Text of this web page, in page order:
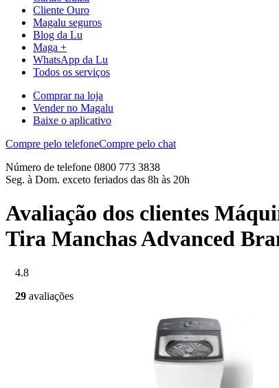
Cliente Ouro
Magalu seguros
Blog da Lu
Maga +
WhatsApp da Lu
Todos os serviços
Comprar na loja
Vender no Magalu
Baixe o aplicativo
Compre pelo telefoneCompre pelo chat
Número de telefone 0800 773 3838
Seg. à Dom. exceto feriados das 8h às 20h
Avaliação dos clientes
Tira Manchas Advanced
4.8
29 avaliações